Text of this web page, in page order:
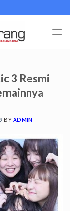
3 Resmi
BY ADMIN